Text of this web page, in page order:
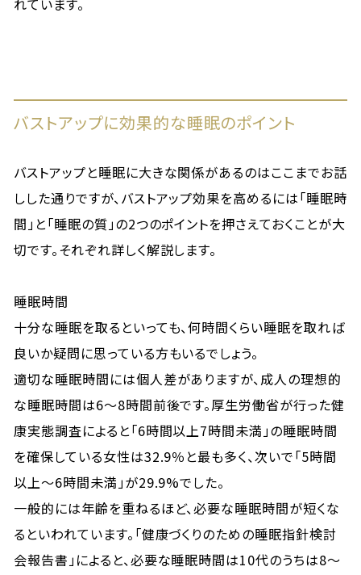
れています。
バストアップに効果的な睡眠のポイント
バストアップと睡眠に大きな関係があるのはここまでお話
しした通りですが、バストアップ効果を高めるには「睡眠時
間」と「睡眠の質」の2つのポイントを押さえておくことが大
切です。それぞれ詳しく解説します。
睡眠時間
十分な睡眠を取るといっても、何時間くらい睡眠を取れば
良いか疑問に思っている方もいるでしょう。
適切な睡眠時間には個人差がありますが、成人の理想的
な睡眠時間は6〜8時間前後です。厚生労働省が行った健
康実態調査によると「6時間以上7時間未満」の睡眠時間
を確保している女性は32.9％と最も多く、次いで「5時間
以上～6時間未満」が29.9%でした。
一般的には年齢を重ねるほど、必要な睡眠時間が短くな
るといわれています。「健康づくりのための睡眠指針検討
会報告書」によると、必要な睡眠時間は10代のうちは8〜